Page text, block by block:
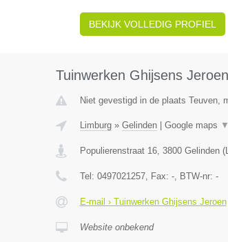
BEKIJK VOLLEDIG PROFIEL
Tuinwerken Ghijsens Jeroen
Niet gevestigd in de plaats Teuven,
Limburg» Gelinden| Google maps ▼
Populierenstraat 16, 3800 Gelinden(
Tel: 0497021257, Fax: -, BTW-nr: -
E-mail › Tuinwerken Ghijsens Jeroen
Website onbekend